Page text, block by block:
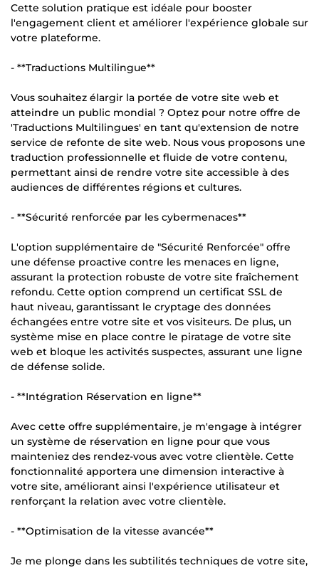
Cette solution pratique est idéale pour booster
l'engagement client et améliorer l'expérience globale sur
votre plateforme.
- **Traductions Multilingue**
Vous souhaitez élargir la portée de votre site web et
atteindre un public mondial ? Optez pour notre offre de
'Traductions Multilingues' en tant qu'extension de notre
service de refonte de site web. Nous vous proposons une
traduction professionnelle et fluide de votre contenu,
permettant ainsi de rendre votre site accessible à des
audiences de différentes régions et cultures.
- **Sécurité renforcée par les cybermenaces**
L'option supplémentaire de "Sécurité Renforcée" offre
une défense proactive contre les menaces en ligne,
assurant la protection robuste de votre site fraîchement
refondu. Cette option comprend un certificat SSL de
haut niveau, garantissant le cryptage des données
échangées entre votre site et vos visiteurs. De plus, un
système mise en place contre le piratage de votre site
web et bloque les activités suspectes, assurant une ligne
de défense solide.
- **Intégration Réservation en ligne**
Avec cette offre supplémentaire, je m'engage à intégrer
un système de réservation en ligne pour que vous
mainteniez des rendez-vous avec votre clientèle. Cette
fonctionnalité apportera une dimension interactive à
votre site, améliorant ainsi l'expérience utilisateur et
renforçant la relation avec votre clientèle.
- **Optimisation de la vitesse avancée**
Je me plonge dans les subtilités techniques de votre site,